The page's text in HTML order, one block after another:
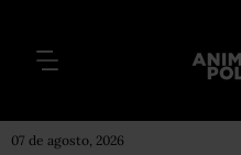
07 de agosto, 2026